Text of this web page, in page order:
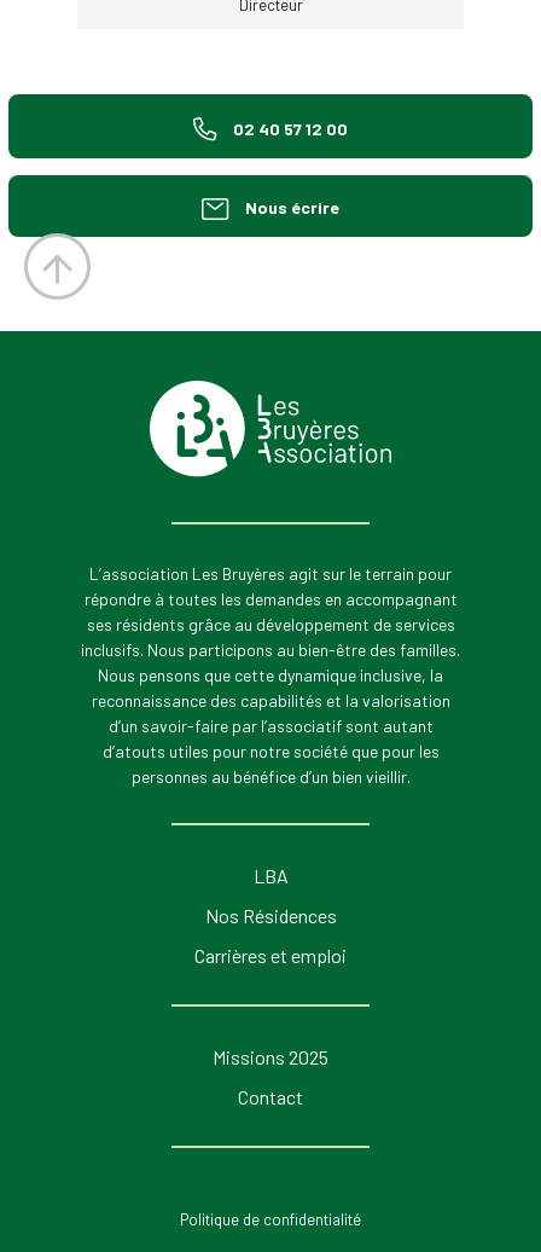
Directeur
02 40 57 12 00
Nous écrire
L’association Les Bruyères agit sur le terrain pour
répondre à toutes les demandes en accompagnant
ses résidents grâce au développement de services
inclusifs. Nous participons au bien-être des familles.
Nous pensons que cette dynamique inclusive, la
reconnaissance des capabilités et la valorisation
d’un savoir-faire par l’associatif sont autant
d’atouts utiles pour notre société que pour les
personnes au bénéfice d’un bien vieillir.
LBA
Nos Résidences
Carrières et emploi
Missions 2025
Contact
Politique de confidentialité